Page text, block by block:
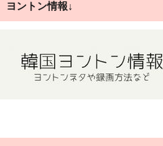
ヨントン情報↓